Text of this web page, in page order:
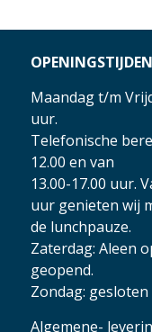
Maandag t/m
uur.
Telefonische
12.00 en van
13.00-17.00 uur.
uur genieten wij
de lunchpauze.
Zaterdag: Aleen
geopend.
Zondag: gesloten
Algemene-